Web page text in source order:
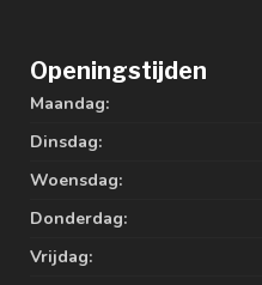
Openingstijden
Maandag:
Dinsdag:
Woensdag:
Donderdag:
Vrijdag: